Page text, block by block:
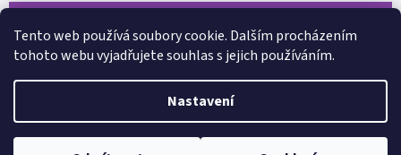
Tento web používá soubory cookie. Dalším procházením
tohoto webu vyjadřujete souhlas s jejich používáním.
Nastavení
Vytvořil Shoptet
Copyright 2026www.xcena.cz. Všechna práva vyhrazena.Upravit